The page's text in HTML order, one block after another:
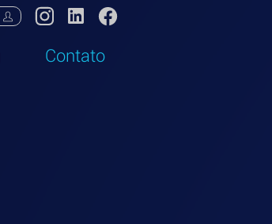
Contato